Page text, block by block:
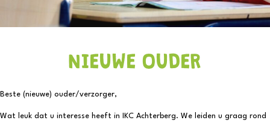
NIEUWE OUDER
Beste (nieuwe) ouder/verzorger,
Wat leuk dat u interesse heeft in IKC Achterberg. We leiden u graag rond